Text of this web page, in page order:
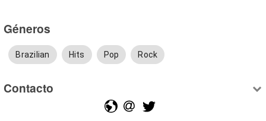
Géneros
Brazilian Hits Pop Rock
Contacto